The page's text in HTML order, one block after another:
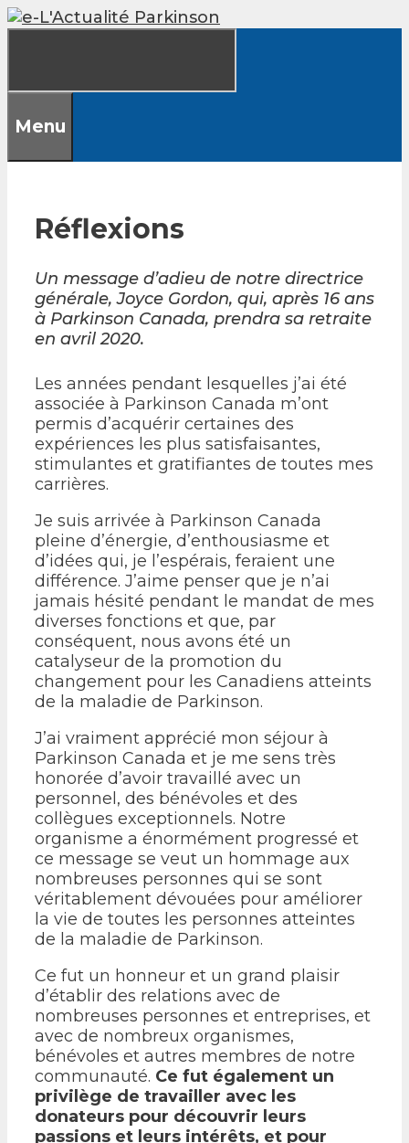
Skip
to
Menu
Réflexions
Un message d’adieu de notre directrice
générale, Joyce Gordon, qui, après 16 ans
à Parkinson Canada, prendra sa retraite
en avril 2020.
Les années pendant lesquelles j’ai été
associée à Parkinson Canada m’ont
permis d’acquérir certaines des
expériences les plus satisfaisantes,
stimulantes et gratifiantes de toutes mes
carrières.
Je suis arrivée à Parkinson Canada
pleine d’énergie, d’enthousiasme et
d’idées qui, je l’espérais, feraient une
différence. J’aime penser que je n’ai
jamais hésité pendant le mandat de mes
diverses fonctions et que, par
conséquent, nous avons été un
catalyseur de la promotion du
changement pour les Canadiens atteints
de la maladie de Parkinson.
J’ai vraiment apprécié mon séjour à
Parkinson Canada et je me sens très
honorée d’avoir travaillé avec un
personnel, des bénévoles et des
collègues exceptionnels. Notre
organisme a énormément progressé et
ce message se veut un hommage aux
nombreuses personnes qui se sont
véritablement dévouées pour améliorer
la vie de toutes les personnes atteintes
de la maladie de Parkinson.
Ce fut un honneur et un grand plaisir
d’établir des relations avec de
nombreuses personnes et entreprises, et
avec de nombreux organismes,
bénévoles et autres membres de notre
communauté. Ce fut également un
privilège de travailler avec les
donateurs pour découvrir leurs
passions et leurs intérêts, et pour